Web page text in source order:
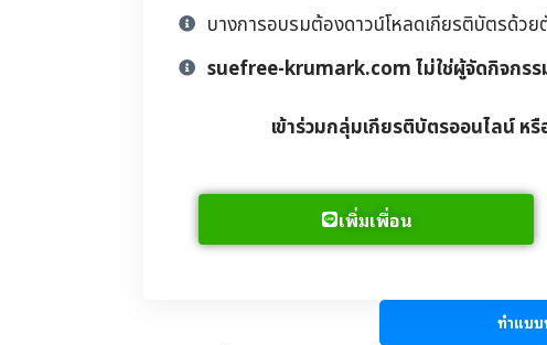
บางการอบรมต้องดาวน์โหลดเกียรติบัตรด้ว
suefree-krumark.com ไม่ใช่ผู้จัดกิจกรร
เข้าร่วมกลุ่มเกียรติบัตรออนไลน์ ห
เพิ่มเพื่อน
ทำแบ